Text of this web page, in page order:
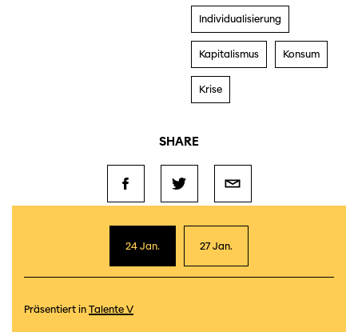
Individualisierung
Kapitalismus Konsum
Krise
SHARE
24 Jan. 27 Jan.
Präsentiert in Talente V